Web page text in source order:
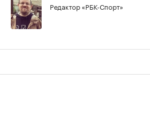
Редактор «РБК-Спорт»